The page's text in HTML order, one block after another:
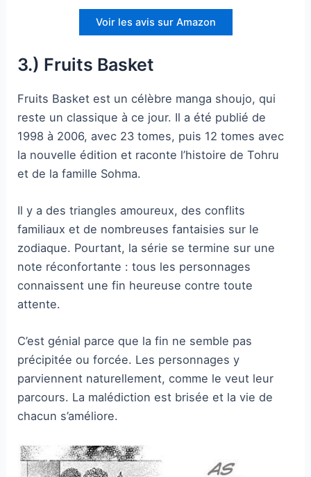
Voir les avis sur Amazon
3.) Fruits Basket
Fruits Basket est un célèbre manga shoujo, qui
reste un classique à ce jour. Il a été publié de
1998 à 2006, avec 23 tomes, puis 12 tomes avec
la nouvelle édition et raconte l’histoire de Tohru
et de la famille Sohma.
Il y a des triangles amoureux, des conflits
familiaux et de nombreuses fantaisies sur le
zodiaque. Pourtant, la série se termine sur une
note réconfortante : tous les personnages
connaissent une fin heureuse contre toute
attente.
C’est génial parce que la fin ne semble pas
précipitée ou forcée. Les personnages y
parviennent naturellement, comme le veut leur
parcours. La malédiction est brisée et la vie de
chacun s’améliore.